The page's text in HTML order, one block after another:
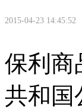
2015-04-23
保利商
共和国